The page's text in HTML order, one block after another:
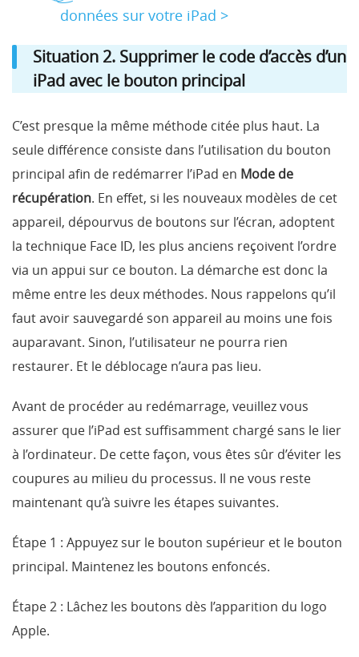
données sur votre iPad >
Situation 2. Supprimer le code d’accès d’un
iPad avec le bouton principal
C’est presque la même méthode citée plus haut. La
seule différence consiste dans l’utilisation du bouton
principal afin de redémarrer l’iPad en Mode de
récupération. En effet, si les nouveaux modèles de cet
appareil, dépourvus de boutons sur l’écran, adoptent
la technique Face ID, les plus anciens reçoivent l’ordre
via un appui sur ce bouton. La démarche est donc la
même entre les deux méthodes. Nous rappelons qu’il
faut avoir sauvegardé son appareil au moins une fois
auparavant. Sinon, l’utilisateur ne pourra rien
restaurer. Et le déblocage n’aura pas lieu.
Avant de procéder au redémarrage, veuillez vous
assurer que l’iPad est suffisamment chargé sans le lier
à l’ordinateur. De cette façon, vous êtes sûr d’éviter les
coupures au milieu du processus. Il ne vous reste
maintenant qu’à suivre les étapes suivantes.
Étape 1 : Appuyez sur le bouton supérieur et le bouton
principal. Maintenez les boutons enfoncés.
Étape 2 : Lâchez les boutons dès l’apparition du logo
Apple.